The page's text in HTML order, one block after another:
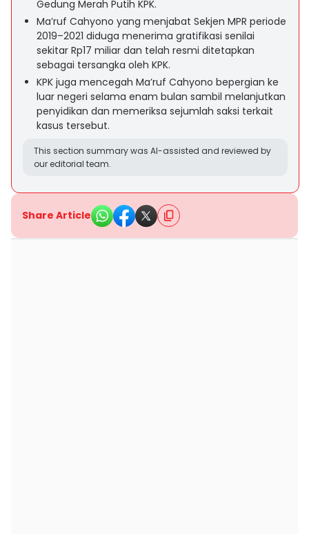
Gedung Merah Putih KPK.
Ma’ruf Cahyono yang menjabat Sekjen MPR periode
2019–2021 diduga menerima gratifikasi senilai
sekitar Rp17 miliar dan telah resmi ditetapkan
sebagai tersangka oleh KPK.
KPK juga mencegah Ma’ruf Cahyono bepergian ke
luar negeri selama enam bulan sambil melanjutkan
penyidikan dan memeriksa sejumlah saksi terkait
kasus tersebut.
This section summary was AI-assisted and reviewed by
our editorial team.
Share Article